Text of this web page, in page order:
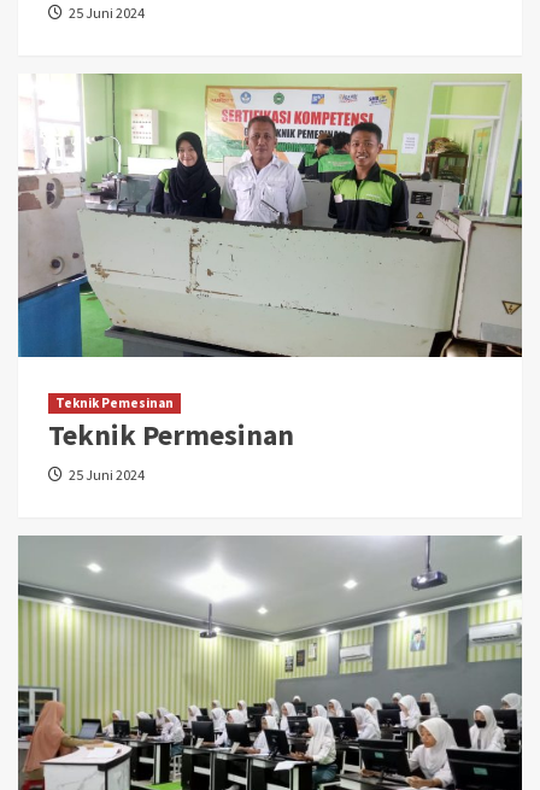
25 Juni 2024
Teknik Pemesinan
Teknik Permesinan
25 Juni 2024